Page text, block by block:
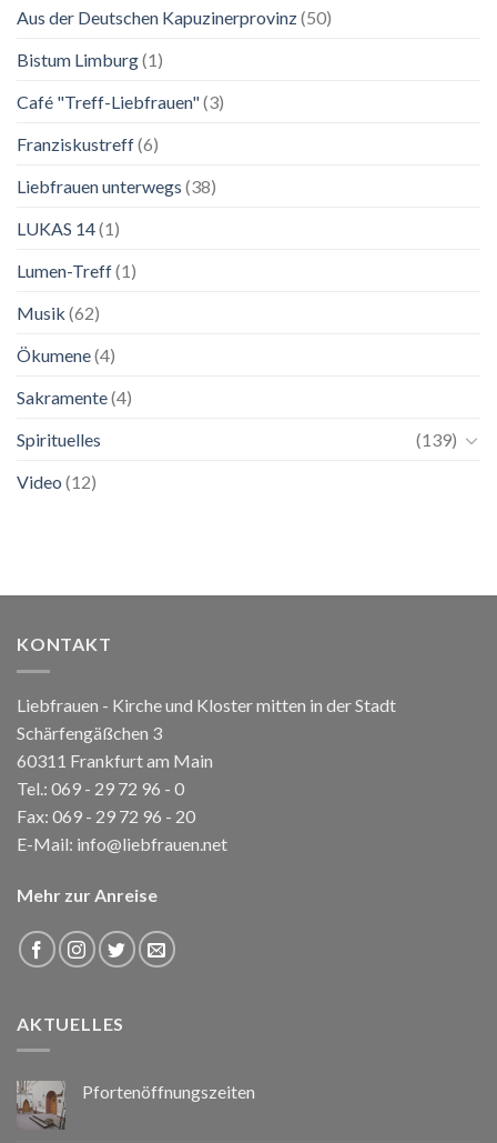
Aus der Deutschen Kapuzinerprovinz(50)
Bistum Limburg(1)
Café "Treff-Liebfrauen"(3)
Franziskustreff(6)
Liebfrauen unterwegs (38)
LUKAS 14(1)
Lumen-Treff(1)
Musik (62)
Ökumene(4)
Sakramente(4)
Spirituelles
(139)
Video (12)
KONTAKT
Liebfrauen - Kirche und Kloster mitten in der Stadt
Schärfengäßchen 3
60311 Frankfurt am Main
Tel.: 069 - 29 72 96 - 0
Fax: 069 - 29 72 96 - 20
E-Mail: info@liebfrauen.net
Mehr zur Anreise
AKTUELLES
Pfortenöffnungszeiten